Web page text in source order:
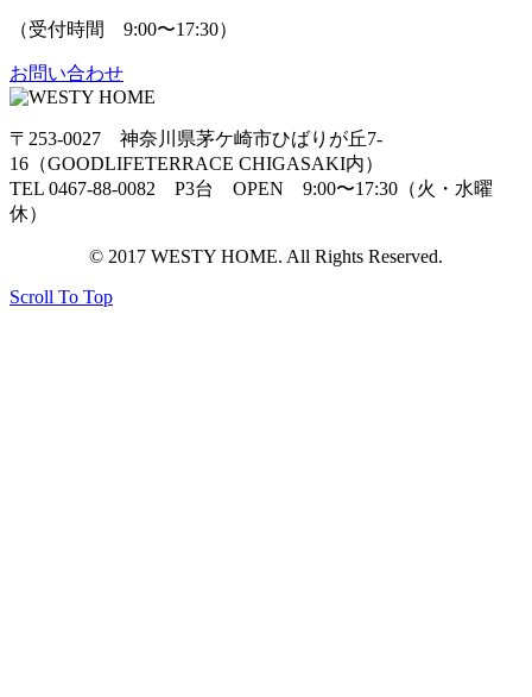
（受付時間 9:00〜17:30）
お問い合わせ
〒253-0027 神奈川県茅ケ崎市ひばりが丘7-
16（GOODLIFETERRACE CHIGASAKI内）
TEL 0467-88-0082 P3台 OPEN 9:00〜17:30（火・水曜
休）
© 2017 WESTY HOME. All Rights Reserved.
Scroll To Top